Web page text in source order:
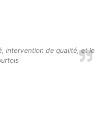
intervention de qualité, et le